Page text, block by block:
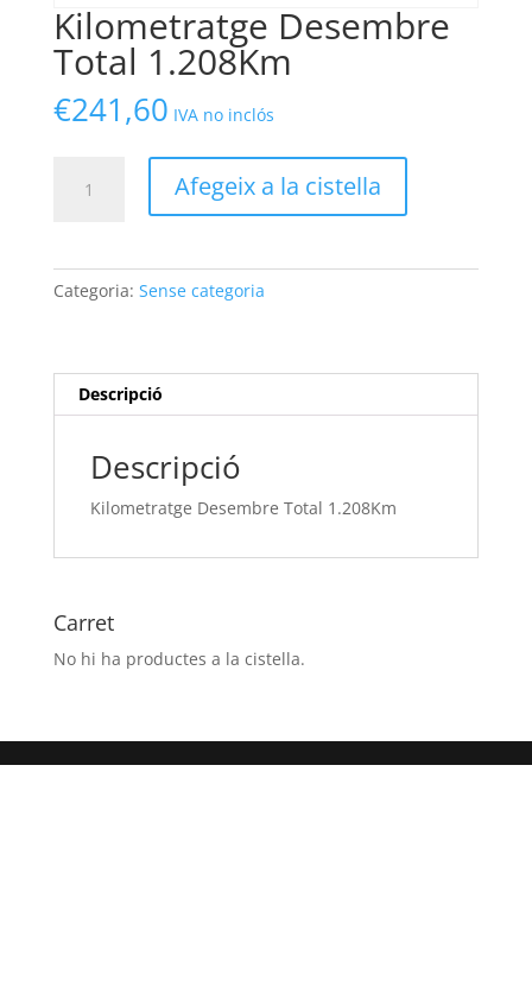
Kilometratge Desembre
Total 1.208Km
€241,60 IVA no inclós
1.208Km
Afegeix a la cistella
Categoria: Sense categoria
Descripció
Descripció
Kilometratge Desembre Total 1.208Km
Carret
No hi ha productes a la cistella.